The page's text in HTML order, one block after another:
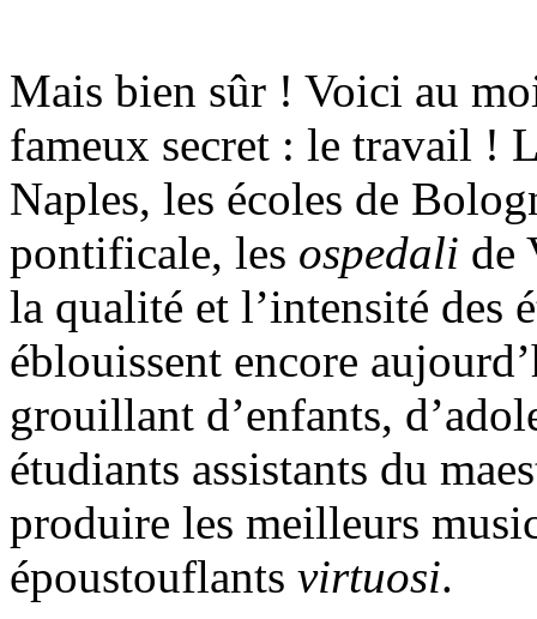
Mais bien sûr ! Voici au
fameux secret : le travail !
Naples, les écoles de
pontificale, les ospedali de
la qualité et l’intensité des
éblouissent encore
grouillant d’enfants,
étudiants assistants du
produire les meilleurs
époustouflants virtuosi.